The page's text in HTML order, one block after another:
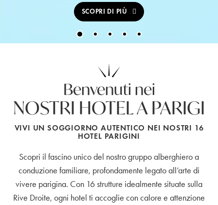
SCOPRI DI PIÙ
Benvenuti nei
NOSTRI HOTEL A PARIGI
VIVI UN SOGGIORNO AUTENTICO NEI NOSTRI 16
HOTEL PARIGINI
Scopri il fascino unico del nostro gruppo alberghiero a
conduzione familiare, profondamente legato all’arte di
vivere parigina. Con 16 strutture idealmente situate sulla
Rive Droite, ogni hotel ti accoglie con calore e attenzione